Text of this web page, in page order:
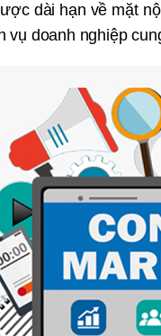
dài hạn về mặt
vụ doanh nghiệp